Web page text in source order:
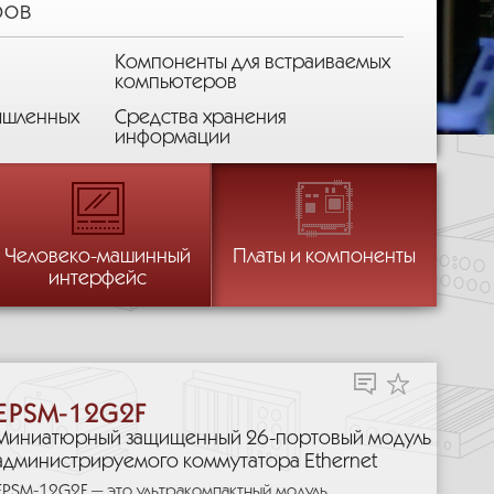
Шасси и платформы
устройства
Средства отображения
информации
Компоненты для встраиваемых
компьютеров
Средства хранения
информации
Человеко-машинный
интерфейс
Платы и компоненты
12G2F
защищенный 26-портовый модуль
коммутатора Ethernet